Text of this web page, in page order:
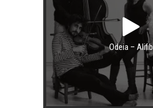
Odeia – Alifib